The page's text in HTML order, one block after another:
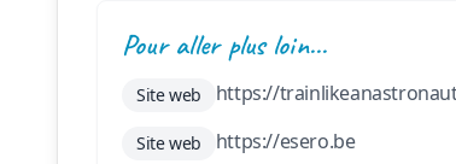
Pour aller plus loin...
Site web https://
Site web https://esero.be